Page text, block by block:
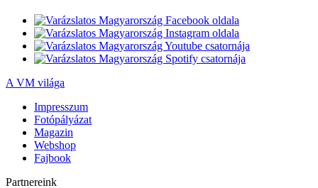
A VM világa
Impresszum
Fotópályázat
Magazin
Webshop
Fajbook
Partnereink